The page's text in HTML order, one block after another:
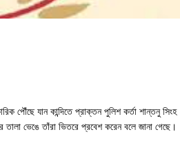
পৌঁছে যান কান্দিতে প্রাক্তন পুলিশ কর্তা শান্তনু সিংহ
তালা ভেঙে তাঁরা ভিতরে প্রবেশ করেন বলে জানা গেছে।